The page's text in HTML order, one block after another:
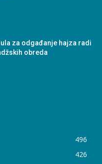
za odgađanje hajza radi
obreda
496
426